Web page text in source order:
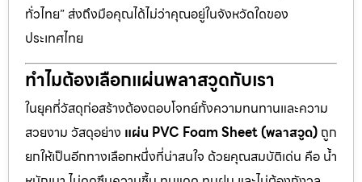
ทั่วไทย” ส่งถึงมือคุณได้ไม่ว่าคุณอยู่ในจังหวัดใดของ
ประเทศไทย
ทำไมต้องเลือกแผ่นพลาสวูดกับเรา
ในยุคที่วัสดุก่อสร้างต้องตอบโจทย์ทั้งความทนทานและความ
สวยงาม วัสดุอย่าง แผ่น PVC Foam Sheet (พลาสวูด) ถูก
ยกให้เป็นอีกทางเลือกหนึ่งที่น่าสนใจ ด้วยคุณสมบัติเด่น คือ น้ำ